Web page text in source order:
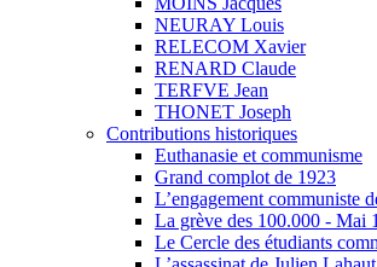
NEURAY Louis
RELECOM Xavier
RENARD Claude
TERFVE Jean
THONET Joseph
Contributions historiques
Euthanasie et communisme
Grand complot de 1923
L’engagement communiste
La grève des 100.000 - Mai
Le Cercle des étudiants